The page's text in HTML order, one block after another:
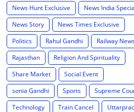
News Hunt Exclusive
News India
News Story
News Times Exclusive
Politics
Rahul Gandhi
Railway
Rajasthan
Religion And Spirituality
Share Market
Social Event
sonia Gandhi
Sports
Supreme
Technology
Train Cancel